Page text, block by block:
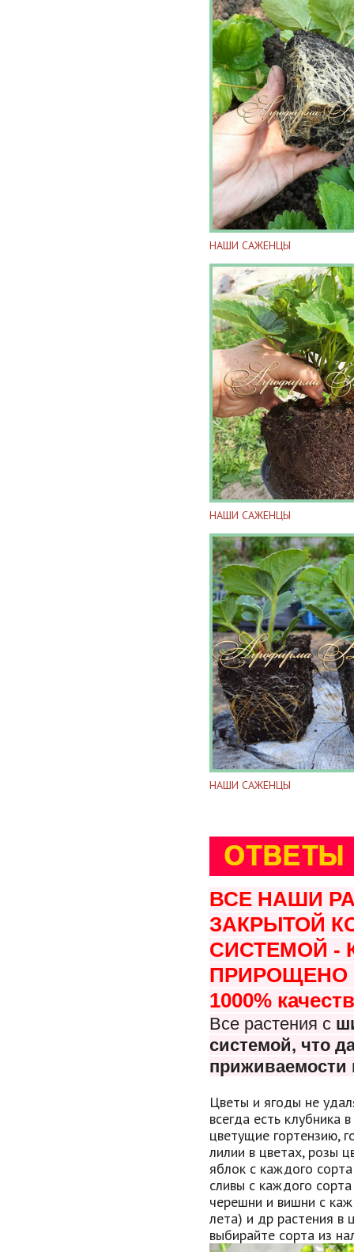
НАШИ САЖЕНЦЫ
НАШИ САЖЕНЦЫ
НАШИ САЖЕНЦЫ
ВСЕ НАШИ
ЗАКРЫТОЙ
СИСТЕМОЙ -
ПРИРОЩЕНО
1000%
Все растения с
системой, что
приживаемости
Цветы и ягоды не
всегда есть клубника
цветущие гортензию,
лилии в цветах, розы
яблок с каждого
сливы с каждого
черешни и вишни с
лета) и др растения в
выбирайте сорта из